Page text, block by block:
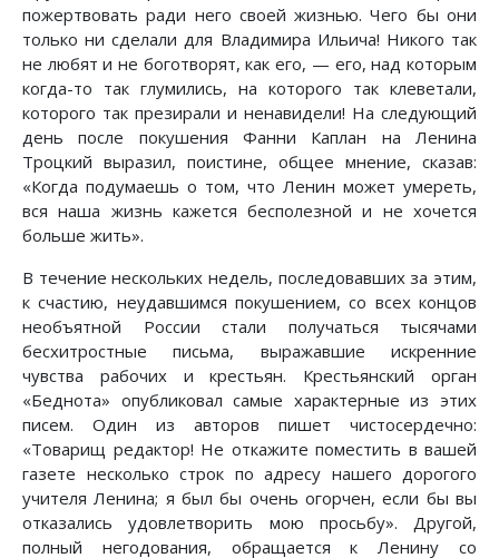
пожертвовать ради него своей жизнью. Чего бы они
только ни сделали для Владимира Ильича! Никого так
не любят и не боготворят, как его, — его, над которым
когда-то так глумились, на которого так клеветали,
которого так презирали и ненавидели! На следующий
день после покушения Фанни Каплан на Ленина
Троцкий выразил, поистине, общее мнение, сказав:
«Когда подумаешь о том, что Ленин может умереть,
вся наша жизнь кажется бесполезной и не хочется
больше жить».
В течение нескольких недель, последовавших за этим,
к счастию, неудавшимся покушением, со всех концов
необъятной России стали получаться тысячами
бесхитростные письма, выражавшие искренние
чувства рабочих и крестьян. Крестьянский орган
«Беднота» опубликовал самые характерные из этих
писем. Один из авторов пишет чистосердечно:
«Товарищ редактор! Не откажите поместить в вашей
газете несколько строк по адресу нашего дорогого
учителя Ленина; я был бы очень огорчен, если бы вы
отказались удовлетворить мою просьбу». Другой,
полный негодования, обращается к Ленину со